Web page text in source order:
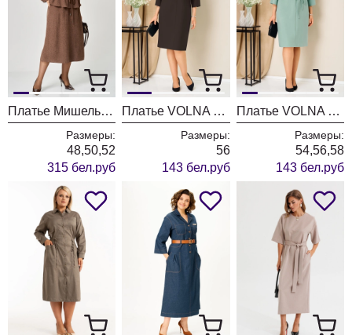
Платье МишельСтиль 1381 коричневый
Размеры:
48,50,52
315 бел.руб
Платье VOLNA 1478 шоколадно-коричневый
Размеры:
56
143 бел.руб
Платье VOLNA 1478 мятный
Размеры:
54,56,58
143 бел.руб